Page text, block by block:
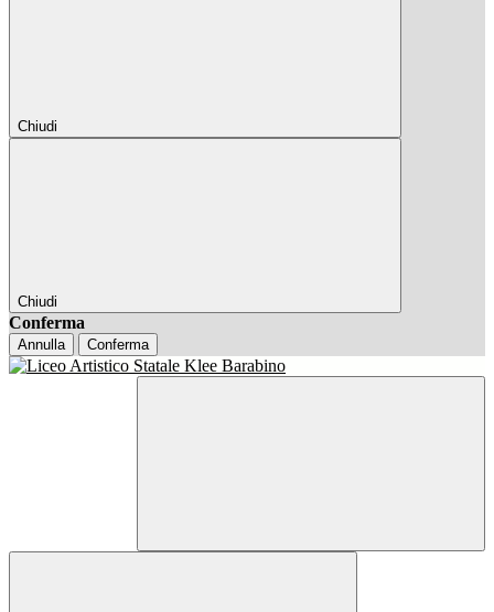
Chiudi
Chiudi
Conferma
Annulla Conferma